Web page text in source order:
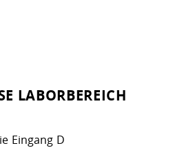
LABORBEREICH
Eingang D